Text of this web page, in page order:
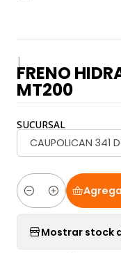
|
FRENO
MT200
SUCURSAL
CAUPOLICAN 341
Cantidad
Mostrar stock